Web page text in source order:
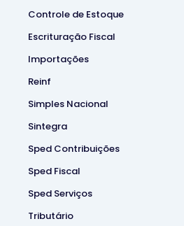
Controle de Estoque
Escrituração Fiscal
Importações
Reinf
Simples Nacional
Sintegra
Sped Contribuições
Sped Fiscal
Sped Serviços
Tributário